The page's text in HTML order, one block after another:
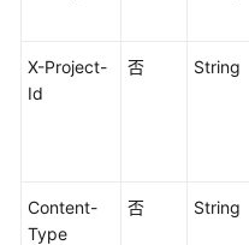
API
X-Project-
Id
否 String
Content-
Type
否 String